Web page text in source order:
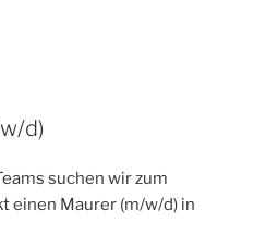
d)
suchen wir zum
einen Maurer (m/w/d) in